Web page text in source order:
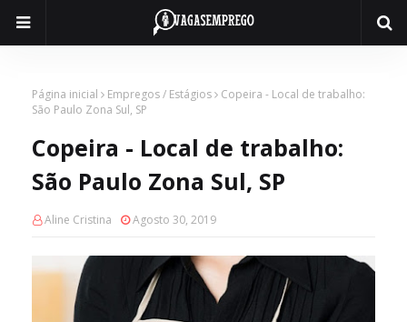
Página inicial Empregos / Estágios
Copeira - Local de trabalho:
São Paulo Zona Sul, SP
Copeira - Local de trabalho:
São Paulo Zona Sul, SP
Aline Cristina Agosto 30, 2019